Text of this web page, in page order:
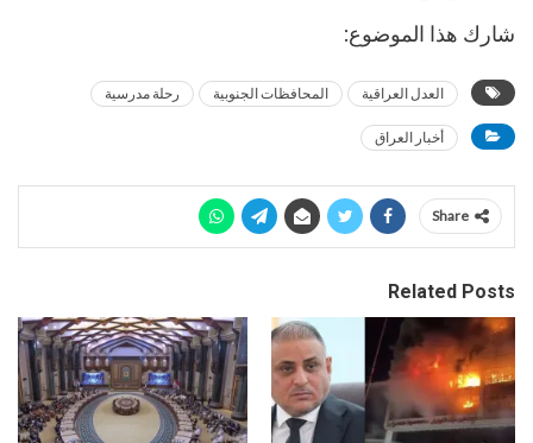
شارك هذا الموضوع:
العدل العراقية المحافظات الجنوبية رحلة مدرسية
أخبار العراق
Share
Related Posts